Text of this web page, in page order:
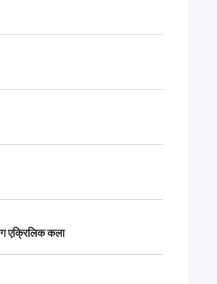
एक्रिलिक कला